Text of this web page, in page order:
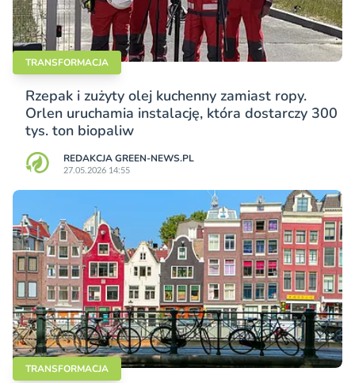
TRANSFORMACJA
Rzepak i zużyty olej kuchenny zamiast ropy.
Orlen uruchamia instalację, która dostarczy 300
tys. ton biopaliw
REDAKCJA GREEN-NEWS.PL
27.05.2026 14:55
TRANSFORMACJA